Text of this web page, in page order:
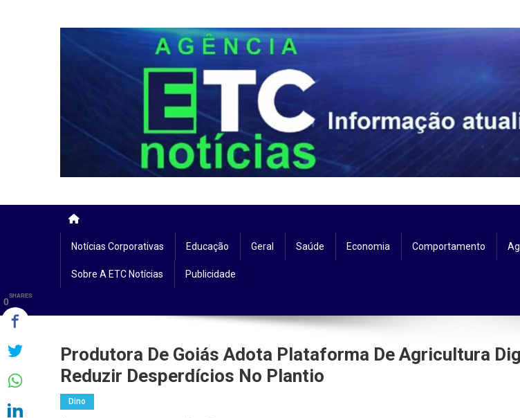
Notícias Corporativas Educação Geral Saúde Economia Comportamento
Sobre A ETC Notícias Publicidade
Produtora De Goiás Adota Plataforma De Agricultura
Reduzir Desperdícios No Plantio
Dino
0SHARES